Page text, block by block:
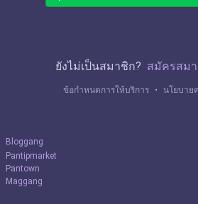
ยังไม่เป็นสมาชิก? สมัครสม
ข้อกำหนดการให้บริการ ・ นโยบาย
Bloggang
Pantipmarket
Pantown
Maggang